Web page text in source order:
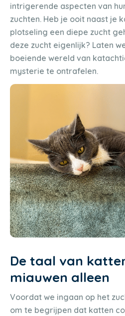
intrigerende aspecten van
zuchten. Heb je ooit naast je
plotseling een diepe zucht
deze zucht eigenlijk? Laten
boeiende wereld van
mysterie te ontrafelen.
De taal van
miauwen alleen
Voordat we ingaan op het
om te begrijpen dat katten